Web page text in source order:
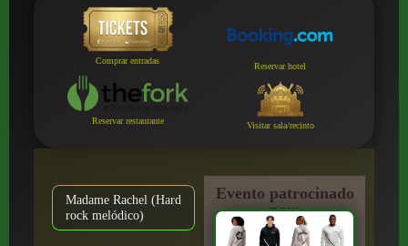
Comprar entradas
Reservar hotel
Reservar restaurante Visitar sala/recinto
Madame Rachel (Hard
rock melódico)
Evento patrocinado
por: